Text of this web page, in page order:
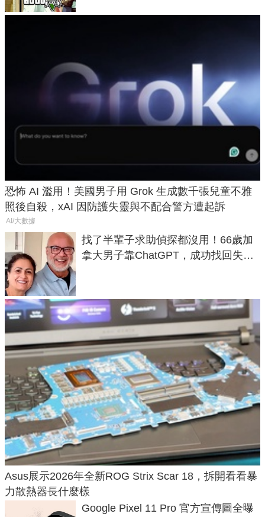
恐怖 AI 濫用！美國男子用 Grok 生成數千張兒童不雅
照後自殺，xAI 因防護失靈與不配合警方遭起訴
AI/大數據
找了半輩子求助偵探都沒用！66歲加
拿大男子靠ChatGPT，成功找回失散
Asus展示2026年全新ROG Strix Scar 18，拆開看看暴
力散熱器長什麼樣
Google Pixel 11 Pro 官方宣傳圖全曝